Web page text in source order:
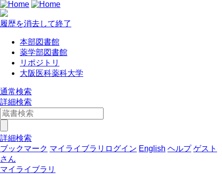
履歴を消去して終了
本部図書館
薬学部図書館
リポジトリ
大阪医科薬科大学
通常検索
詳細検索
詳細検索
ブックマーク マイライブラリログイン English ヘルプ ゲスト
さん
マイライブラリ